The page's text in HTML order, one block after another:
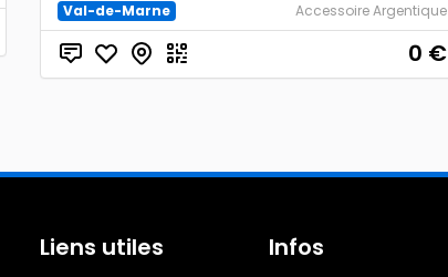
Val-de-Marne Accessoire Argentique
0 €
Liens utiles Infos